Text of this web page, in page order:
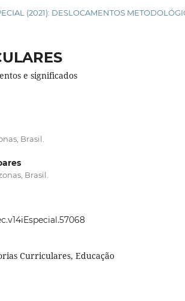
(2021): DESLOCAMENTOS
e significados
Brasil.
Brasil.
Curriculares, Educação